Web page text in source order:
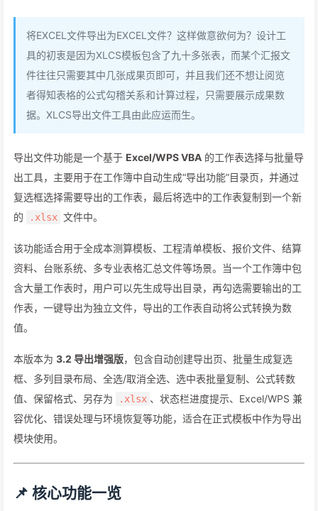
将EXCEL文件导出为EXCEL文件？这样做意欲何为？设计工
具的初衷是因为XLCS模板包含了九十多张表，而某个汇报文
件往往只需要其中几张成果页即可，并且我们还不想让阅览
者得知表格的公式勾稽关系和计算过程，只需要展示成果数
据。XLCS导出文件工具由此应运而生。
导出文件功能是一个基于 Excel/WPS VBA 的工作表选择与批量导
出工具，主要用于在工作簿中自动生成“导出功能”目录页，并通过
复选框选择需要导出的工作表，最后将选中的工作表复制到一个新
的
.xlsx 文件中。
该功能适合用于全成本测算模板、工程清单模板、报价文件、结算
资料、台账系统、多专业表格汇总文件等场景。当一个工作簿中包
含大量工作表时，用户可以先生成导出目录，再勾选需要输出的工
作表，一键导出为独立文件，导出的工作表自动将公式转换为数
值。
本版本为 3.2 导出增强版，包含自动创建导出页、批量生成复选
框、多列目录布局、全选/取消全选、选中表批量复制、公式转数
值、保留格式、另存为
.xlsx 、状态栏进度提示、Excel/WPS 兼
容优化、错误处理与环境恢复等功能，适合在正式模板中作为导出
模块使用。
📌 核心功能一览